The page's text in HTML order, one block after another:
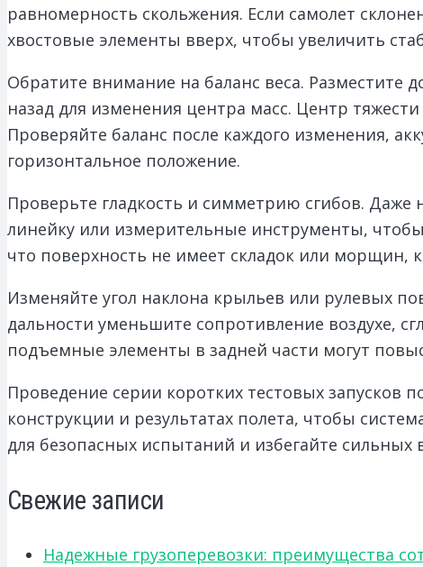
равномерность скольжения. Если самолет
хвостовые элементы вверх, чтобы увеличить
Обратите внимание на баланс веса. Разместите
назад для изменения центра масс. Центр
Проверяйте баланс после каждого изменения,
горизонтальное положение.
Проверьте гладкость и симметрию сгибов. Даже
линейку или измерительные инструменты,
что поверхность не имеет складок или морщин,
Изменяйте угол наклона крыльев или рулевых
дальности уменьшите сопротивление воздухе,
подъемные элементы в задней части могут
Проведение серии коротких тестовых
конструкции и результатах полета, чтобы
для безопасных испытаний и избегайте
Свежие записи
Надежные грузоперевозки: преимущества